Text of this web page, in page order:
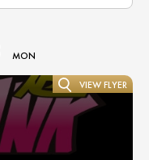
MON
VIEW FLYER